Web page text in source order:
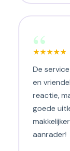
“
★★★★★
De
en
reactie,
goede
aanrader!